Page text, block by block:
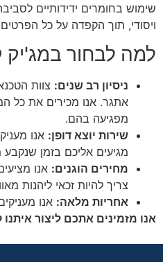
שימוש בחומרים ידידותיים
ויסודי, תוך הקפדה על כל
למה לבחור במג'יק
ניסיון רב שנים: צוות
אתגר. אנו מכירים את כל
מפגיעה בהם.
שירות יוצא דופן: אנו
מגיעים אליכם בזמן
מחירים הוגנים: אנו
צריך להיות זכאי ליהנות
אחריות מלאה: אנו
אנו מזמינים אתכם ליצור